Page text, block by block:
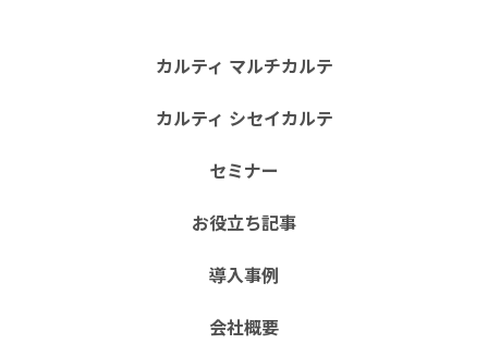
カルティ マルチカルテ
カルティ シセイカルテ
セミナー
お役立ち記事
導入事例
会社概要